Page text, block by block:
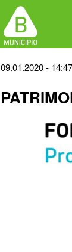
Back
top
09.01.2020 - 14:47